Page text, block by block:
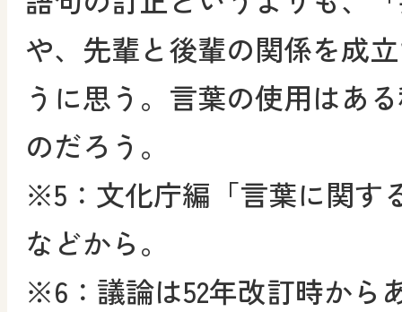
や、先輩と後輩の関係を成
うに思う。言葉の使用はあ
のだろう。
※5：文化庁編「言葉に関す
などから。
※6：議論は52年改訂時から